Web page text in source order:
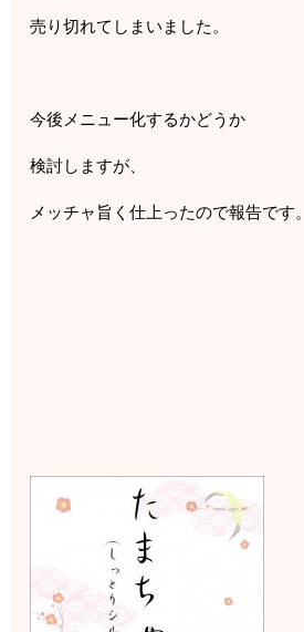
売り切れてしまいました。
今後メニュー化するかどうか
検討しますが、
メッチャ旨く仕上ったので報告です。